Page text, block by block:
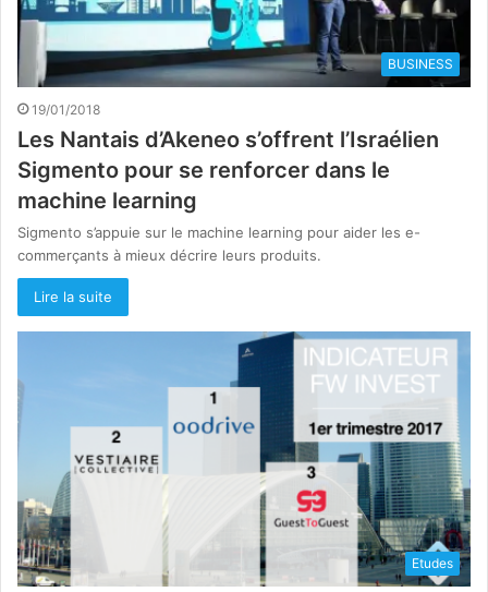
BUSINESS
19/01/2018
Les Nantais d’Akeneo s’offrent l’Israélien
Sigmento pour se renforcer dans le
machine learning
Sigmento s’appuie sur le machine learning pour aider les e-
commerçants à mieux décrire leurs produits.
Lire la suite
Etudes